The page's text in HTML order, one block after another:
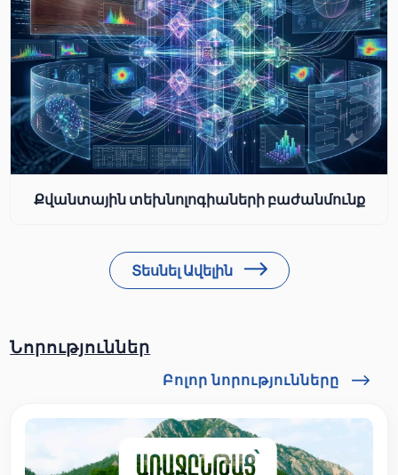
Քվանտային տեխնոլոգիաների բաժանմունք
Տեսնել Ավելին
Նորություններ
Բոլոր նորությունները